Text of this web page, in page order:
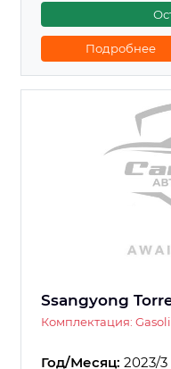
Подробнее
Ssangyong
Комплектация:
Год/Месяц: 2023/3